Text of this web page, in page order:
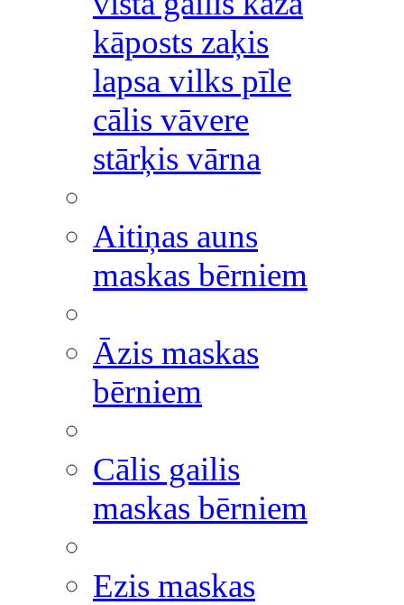
kāposts zaķis
lapsa vilks pīle
cālis vāvere
stārķis vārna
Aitiņas auns
maskas bērniem
Āzis maskas
bērniem
Cālis gailis
maskas bērniem
Ezis maskas